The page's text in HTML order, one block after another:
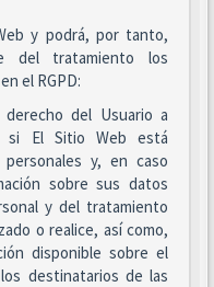
y podrá, por tanto,
del tratamiento los
el RGPD:
del Usuario a
si El Sitio Web está
y, en caso
sobre sus datos
y del tratamiento
o realice, así como,
disponible sobre el
destinatarios de las